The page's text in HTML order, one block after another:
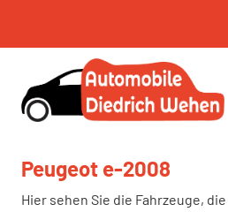
Peugeot e-2008
Hier sehen Sie die Fahrzeuge,